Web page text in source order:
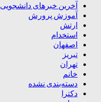
آخرین خبرهای دانشجویی
آموزش پرورش
ارتش
استخدام
اصفهان
تبریز
تهران
خانم
دسته‌بندی نشده
دکترا